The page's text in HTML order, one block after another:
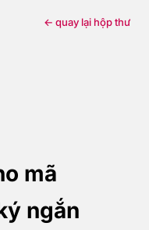
← quay lại hộp thư
mã
ngắn